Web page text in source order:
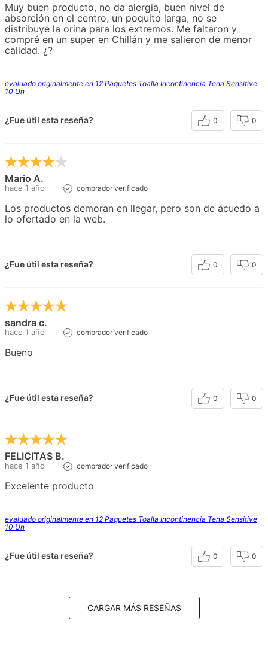
Muy buen producto, no da alergia, buen nivel de
absorción en el centro, un poquito larga, no se
distribuye la orina para los extremos. Me faltaron y
compré en un super en Chillán y me salieron de menor
calidad. ¿?
evaluado originalmente en 12 Paquetes Toalla Incontinencia Tena Sensitive
10 Un
¿Fue útil esta reseña? 0 0
Mario A.
hace 1 año comprador verificado
Los productos demoran en llegar, pero son de acuedo a
lo ofertado en la web.
¿Fue útil esta reseña? 0 0
sandra c.
hace 1 año comprador verificado
Bueno
¿Fue útil esta reseña? 0 0
FELICITAS B.
hace 1 año comprador verificado
Excelente producto
evaluado originalmente en 12 Paquetes Toalla Incontinencia Tena Sensitive
10 Un
¿Fue útil esta reseña? 0 0
CARGAR MÁS RESEÑAS